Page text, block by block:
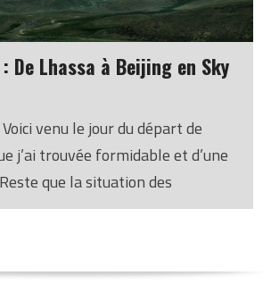
trajet de 5-6 heures dans la
De Lhassa à Beijing en Sky
venu le jour du départ de
j’ai trouvée formidable et d’une
que la situation des
citoyens sur leur propre terre,